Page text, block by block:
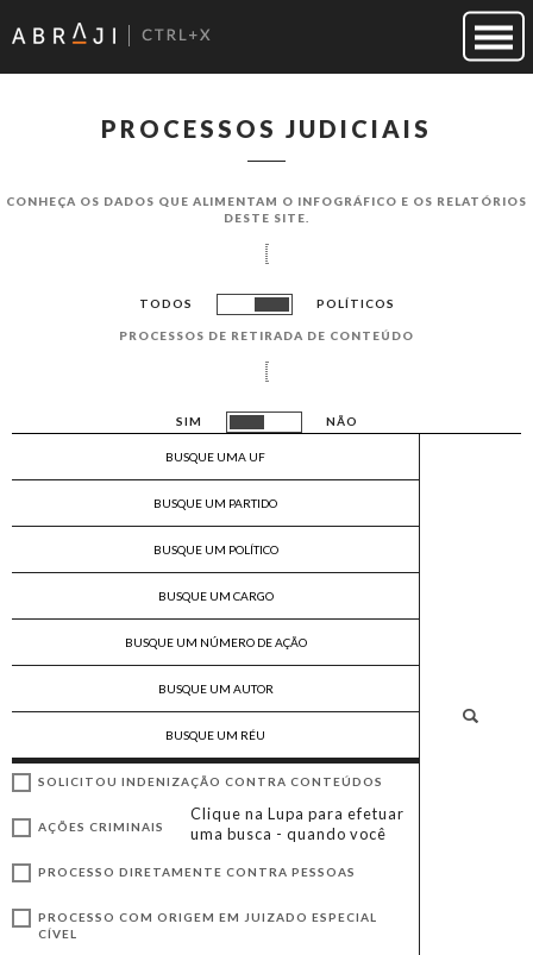
PROCESSOS JUDICIAIS
CONHEÇA OS DADOS QUE ALIMENTAM O INFOGRÁF​ICO E OS RELATÓRIOS
DESTE SITE.
TODOS POLÍTICOS
PROCESSOS DE RETIRADA DE CONTEÚDO
SIM NÃO
SOLICITOU INDENIZAÇÃO CONTRA CONTEÚDOS
AÇÕES CRIMINAIS
PROCESSO DIRETAMENTE CONTRA PESSOAS
PROCESSO COM ORIGEM EM JUIZADO ESPECIAL
CÍVEL
Clique na Lupa para efetuar
uma busca - quando você